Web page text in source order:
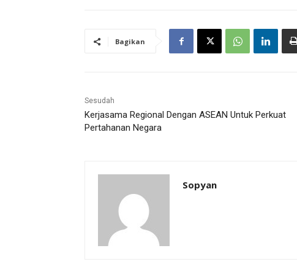
Bagikan
Sesudah
Kerjasama Regional Dengan ASEAN Untuk Perkuat
Pertahanan Negara
Sopyan